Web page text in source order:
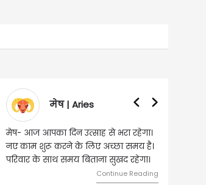
वृषभ | Taurus
वृष- आज का दिन इस राशि के जातकों के
लिए शुभ रहने वाला है। धन और नौकरी के
मामलों में सफलता मिलेगी। मित्रों से
मेलजोल बढ़ेगा। आर्थिक निवेश सोच-